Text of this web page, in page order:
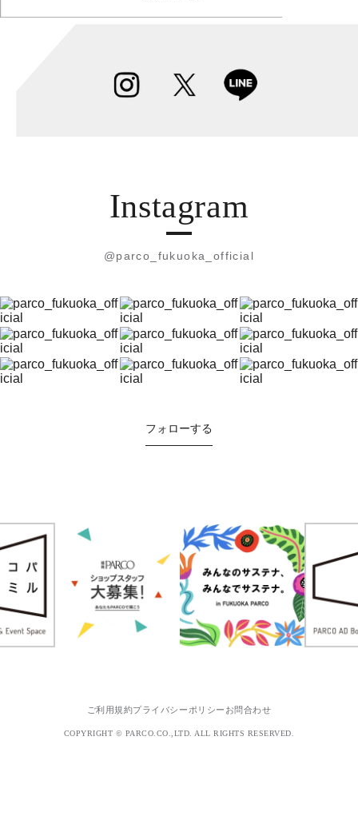
Instagram
@parco_fukuoka_official
フォローする
ご利用規約プライバシーポリシー お問合わせ
COPYRIGHT © PARCO.CO.,LTD. ALL RIGHTS RESERVED.